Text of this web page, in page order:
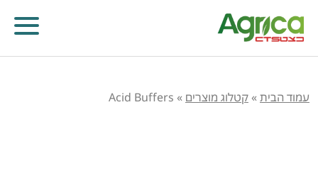
עמוד הבית»קטלוג מוצרים »
Acid Buffers